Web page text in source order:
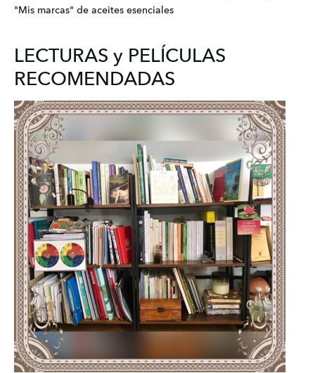
"Mis marcas" de aceites esenciales
LECTURAS y PELÍCULAS
RECOMENDADAS